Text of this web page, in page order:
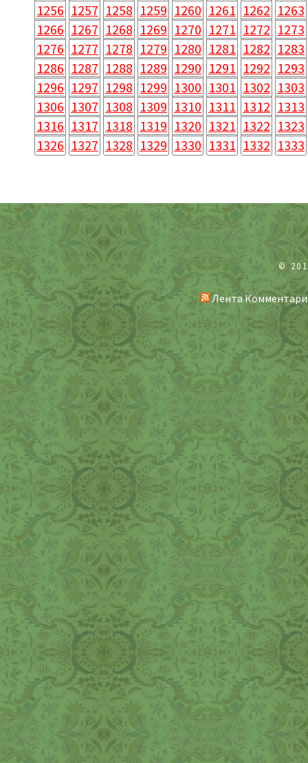
1256 1257 1258 1259 1260 1261 1262 1263
1266 1267 1268 1269 1270 1271 1272 1273
1276 1277 1278 1279 1280 1281 1282 1283
1286 1287 1288 1289 1290 1291 1292 1293
1296 1297 1298 1299 1300 1301 1302 1303
1306 1307 1308 1309 1310 1311 1312 1313
1316 1317 1318 1319 1320 1321 1322 1323
1326 1327 1328 1329 1330 1331 1332 1333
©
Лента